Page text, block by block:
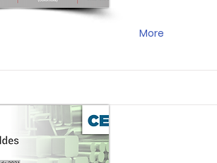
More